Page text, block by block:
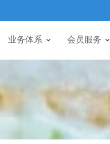
业务体系 会员服务